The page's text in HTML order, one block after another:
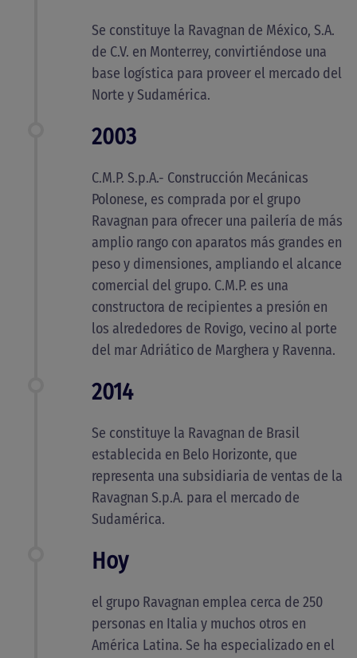
Se constituye la Ravagnan de México, S.A.
de C.V. en Monterrey, convirtiéndose una
base logística para proveer el mercado del
Norte y Sudamérica.
2003
C.M.P. S.p.A.- Construcción Mecánicas
Polonese, es comprada por el grupo
Ravagnan para ofrecer una pailería de más
amplio rango con aparatos más grandes en
peso y dimensiones, ampliando el alcance
comercial del grupo. C.M.P. es una
constructora de recipientes a presión en
los alrededores de Rovigo, vecino al porte
del mar Adriático de Marghera y Ravenna.
2014
Se constituye la Ravagnan de Brasil
establecida en Belo Horizonte, que
representa una subsidiaria de ventas de la
Ravagnan S.p.A. para el mercado de
Sudamérica.
Hoy
el grupo Ravagnan emplea cerca de 250
personas en Italia y muchos otros en
América Latina. Se ha especializado en el